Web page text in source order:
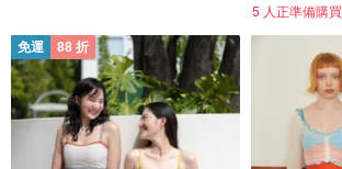
5 人正準備購買
免運 88 折